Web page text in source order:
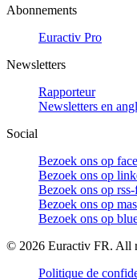
Abonnements
Euractiv Pro
Newsletters
Rapporteur
Newsletters en
Social
Bezoek ons op
Bezoek ons op
Bezoek ons op rss-
Bezoek ons op
Bezoek ons op
© 2026 Euractiv FR. All
Politique de